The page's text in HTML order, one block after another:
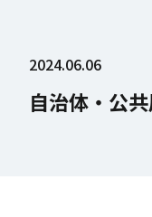
2024.06.06
自治体・公